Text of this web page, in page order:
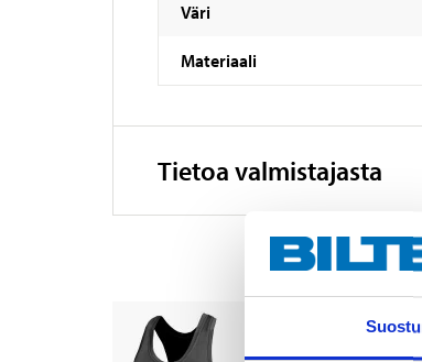
Väri
Materiaali
Tietoa valmistajasta
Urheilutoppi,